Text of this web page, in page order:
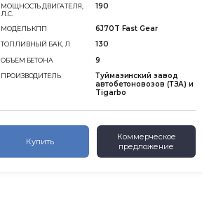
МОЩНОСТЬ ДВИГАТЕЛЯ,
Л.С.
190
МОДЕЛЬ КПП 6J70T Fast Gear
ТОПЛИВНЫЙ БАК, Л 130
ОБЪЕМ БЕТОНА 9
ПРОИЗВОДИТЕЛЬ
Туймазинский завод
автобетоновозов (ТЗА) и
Tigarbo
Купить
Коммерческое
предложение